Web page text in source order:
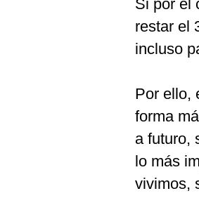
Si por el
restar el
incluso
Por ello,
forma
a futuro,
lo más
vivimos,